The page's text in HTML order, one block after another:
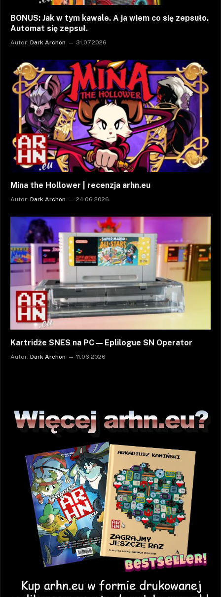
BONUS: Jak w tym kawale. A ja wiem co się zepsuło.
Automat się zepsuł.
Autor: Dark Archon 31.07.2026
Mina the Hollower | recenzja arhn.eu
Autor: Dark Archon 24.06.2026
Kartridże SNES na PC — Eplilogue SN Operator
Autor: Dark Archon 11.06.2026